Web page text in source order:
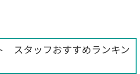
スタッフおすすめランキン